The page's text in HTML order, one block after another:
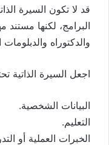
قد لا تكون السيرة
البرامج، لكنها
والدكتوراه
اجعل السيرة الذاتية
البيانات الشخصية.
التعليم.
الخبرات العملية أو